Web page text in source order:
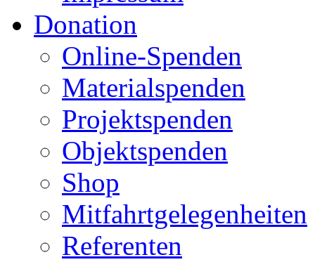
Donation
Online-Spenden
Materialspenden
Projektspenden
Objektspenden
Shop
Mitfahrtgelegenheiten
Referenten